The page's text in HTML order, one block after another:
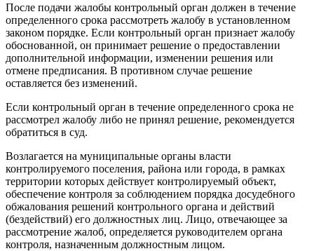
После подачи жалобы контрольный орган должен в течение
определенного срока рассмотреть жалобу в установленном
законом порядке. Если контрольный орган признает жалобу
обоснованной, он принимает решение о предоставлении
дополнительной информации, изменении решения или
отмене предписания. В противном случае решение
оставляется без изменений.
Если контрольный орган в течение определенного срока не
рассмотрел жалобу либо не принял решение, рекомендуется
обратиться в суд.
Возлагается на муниципальные органы власти
контролируемого поселения, района или города, в рамках
территории которых действует контролируемый объект,
обеспечение контроля за соблюдением порядка досудебного
обжалования решений контрольного органа и действий
(бездействий) его должностных лиц. Лицо, отвечающее за
рассмотрение жалоб, определяется руководителем органа
контроля, назначенным должностным лицом.